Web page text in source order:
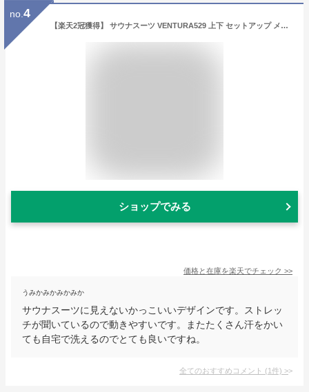
no. 4
【楽天2冠獲得】 サウナスーツ VENTURA529 上下 セットアップ メンズ レディース フルジップ ウォーキング ストレッチ 洗濯可能 ジョギング 筋トレ シェイプアップ 発汗 トレーニングウエア 武尊 おしゃれ
ショップでみる
価格と在庫を楽天でチェック >>
うみかみかみかみか
サウナスーツに見えないかっこいいデザインです。ストレッ
チが聞いているので動きやすいです。またたくさん汗をかい
ても自宅で洗えるのでとても良いですね。
全てのおすすめコメント (1件) >